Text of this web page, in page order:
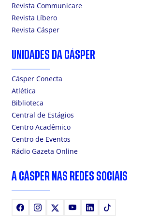
Revista Communicare
Revista Líbero
Revista Cásper
UNIDADES DA CÁSPER
Cásper Conecta
Atlética
Biblioteca
Central de Estágios
Centro Acadêmico
Centro de Eventos
Rádio Gazeta Online
A CÁSPER NAS REDES SOCIAIS
FacebookInstagram YoutubeLinkedIn